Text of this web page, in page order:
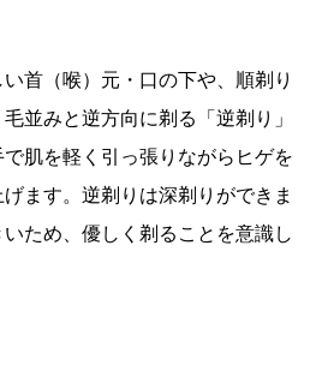
首（喉）元・口の下や、順剃り
並みと逆方向に剃る「逆剃り」
肌を軽く引っ張りながらヒゲを
ます。逆剃りは深剃りができま
ため、優しく剃ることを意識し